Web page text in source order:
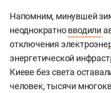
Напомним, минувшей
неоднократновводили
отключения
энергетической
Киеве без света
человек, тысячи